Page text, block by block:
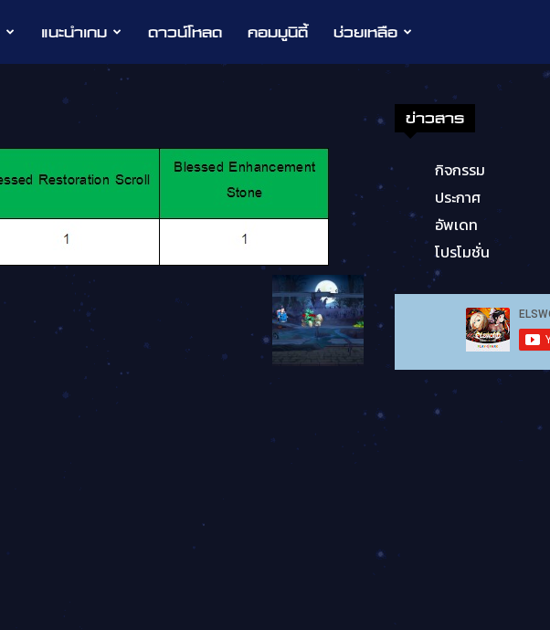
แนะนำเกม ดาวน์โหลด คอมมูนิตี้ ช่วยเหลือ
ข่าวสาร
กิจกรรม
ประกาศ
อัพเดท
โปรโมชั่น